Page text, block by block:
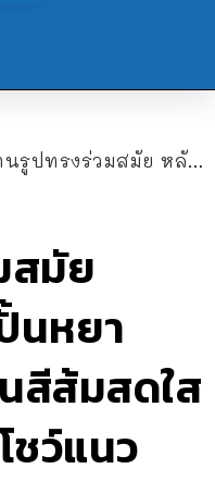
งร่วมสมัย หลังคารูปทรงปั้นหยา ตกแต่งด้วยโทนสีส้มสดใสพร้อมผนังอิญโชว์แนว
สมัย
นหยา
สีส้มสดใส
ว์แนว